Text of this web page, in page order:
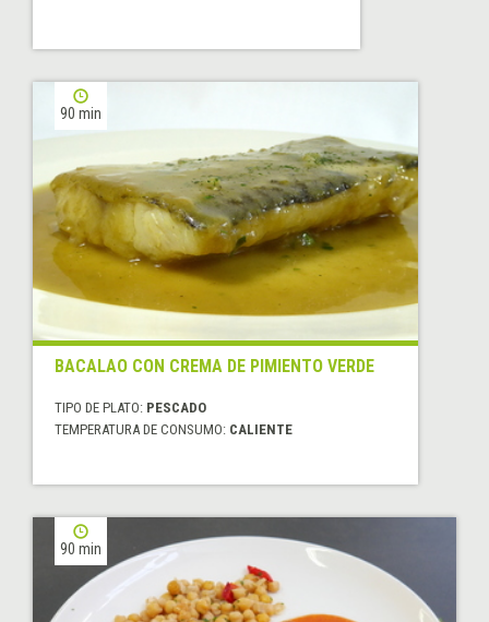
90 min
BACALAO CON CREMA DE PIMIENTO VERDE
TIPO DE PLATO: PESCADO
TEMPERATURA DE CONSUMO: CALIENTE
90 min